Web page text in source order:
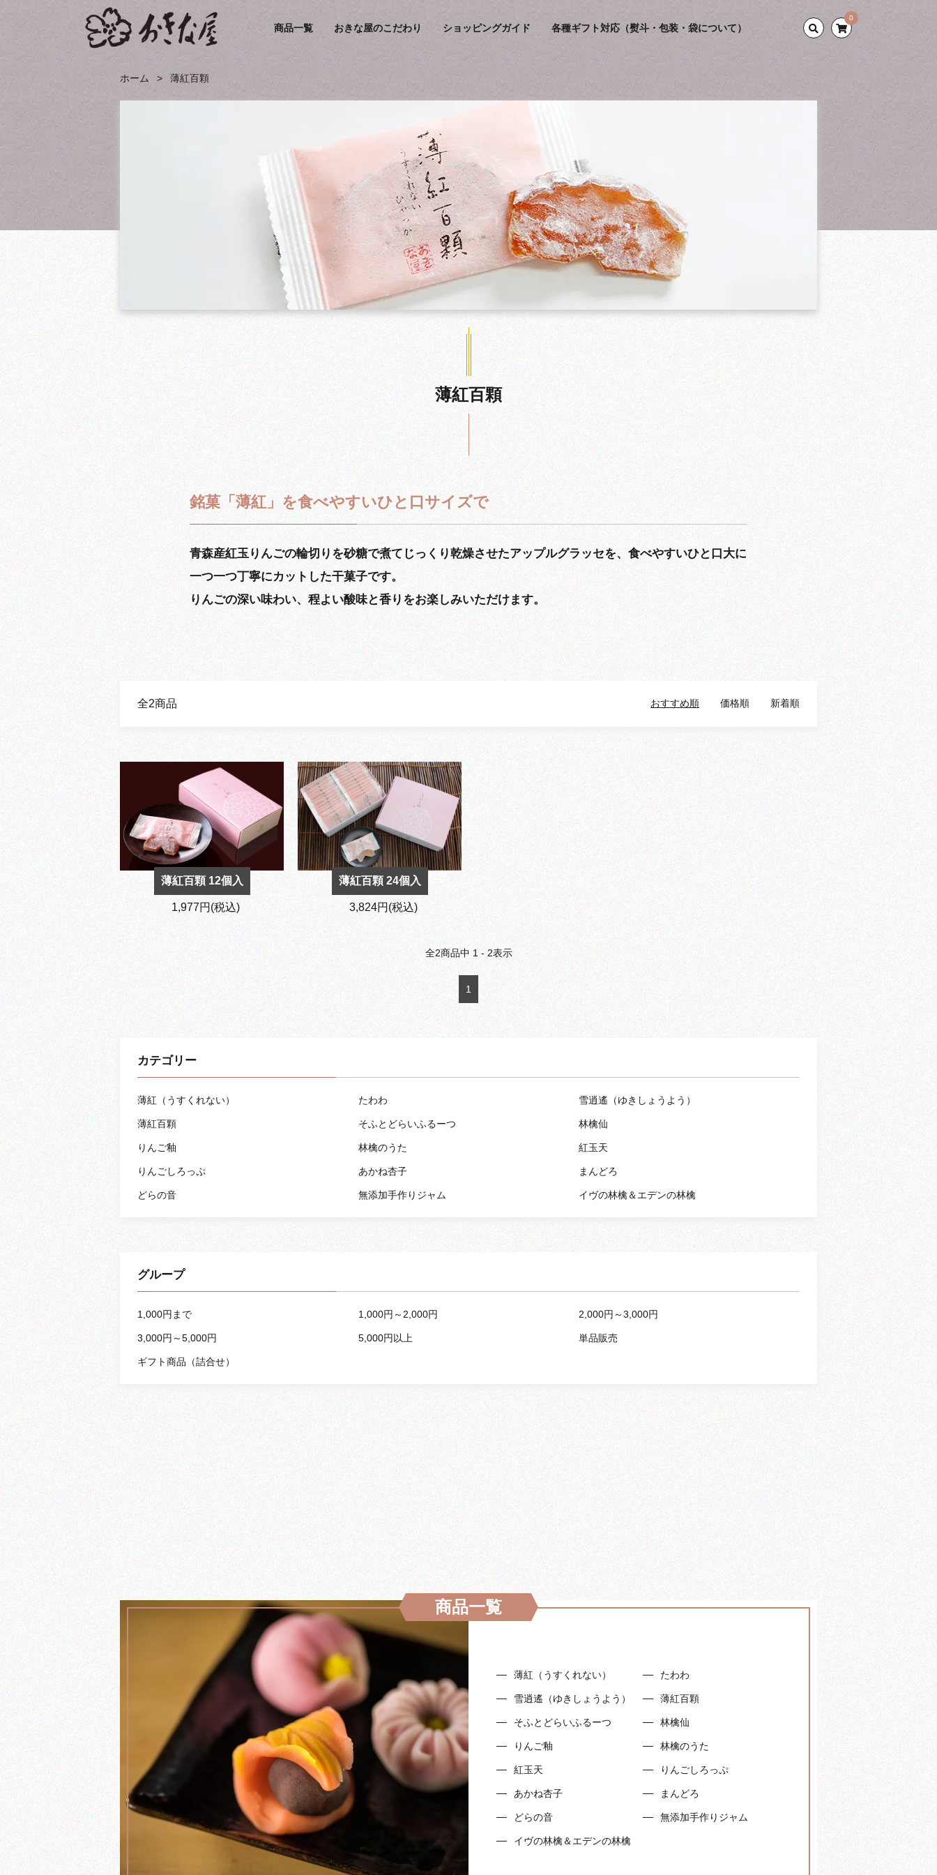
商品一覧 おきな屋のこだわり ショッピングガイド 各種ギフト対応（熨斗・包装・袋について）
0
ホーム 薄紅百顆
薄紅百顆
銘菓「薄紅」を食べやすいひと口サイズで
青森産紅玉りんごの輪切りを砂糖で煮てじっくり乾燥させたアップルグラッセを、食べやすいひと口大に
一つ一つ丁寧にカットした干菓子です。
りんごの深い味わい、程よい酸味と香りをお楽しみいただけます。
全2商品 おすすめ順 価格順 新着順
薄紅百顆 12個入
1,977円(税込)
薄紅百顆 24個入
3,824円(税込)
全2商品中 1 - 2表示
1
カテゴリー
薄紅（うすくれない） たわわ 雪逍遙（ゆきしょうよう）
薄紅百顆 そふとどらいふるーつ 林檎仙
りんご釉 林檎のうた 紅玉天
りんごしろっぷ あかね杏子 まんどろ
どらの音 無添加手作りジャム イヴの林檎＆エデンの林檎
グループ
1,000円まで 1,000円～2,000円 2,000円～3,000円
3,000円～5,000円 5,000円以上 単品販売
ギフト商品（詰合せ）
商品一覧
薄紅（うすくれない） たわわ
雪逍遙（ゆきしょうよう） 薄紅百顆
そふとどらいふるーつ 林檎仙
りんご釉 林檎のうた
紅玉天 りんごしろっぷ
あかね杏子 まんどろ
どらの音 無添加手作りジャム
イヴの林檎＆エデンの林檎